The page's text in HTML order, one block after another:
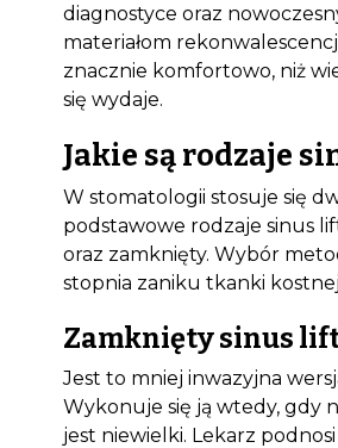
diagnostyce oraz
materiałom
znacznie komfortowo, niż
się wydaje.
Jakie są rodzaje
W stomatologii stosuje się
podstawowe rodzaje sinus
oraz zamknięty. Wybór
stopnia zaniku tkanki
Zamknięty sinus
Jest to mniej inwazyjna
Wykonuje się ją wtedy, gdy
jest niewielki. Lekarz